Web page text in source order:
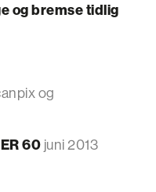
og bremse tidlig
og
60 juni 2013